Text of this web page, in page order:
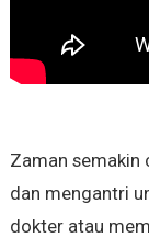
Zaman semakin
dan mengantri
dokter atau